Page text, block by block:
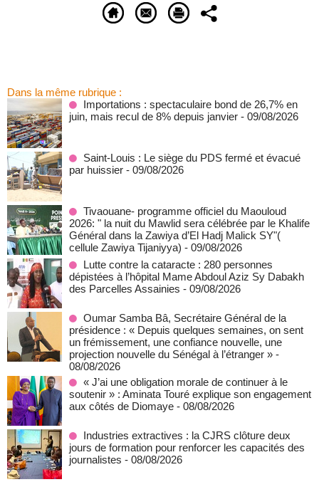
Dans la même rubrique :
Importations : spectaculaire bond de 26,7% en
juin, mais recul de 8% depuis janvier - 09/08/2026
Saint-Louis : Le siège du PDS fermé et évacué
par huissier - 09/08/2026
Tivaouane- programme officiel du Maouloud
2026: " la nuit du Mawlid sera célébrée par le Khalife
Général dans la Zawiya d’El Hadj Malick SY"(
cellule Zawiya Tijaniyya) - 09/08/2026
Lutte contre la cataracte : 280 personnes
dépistées à l’hôpital Mame Abdoul Aziz Sy Dabakh
des Parcelles Assainies - 09/08/2026
Oumar Samba Bâ, Secrétaire Général de la
présidence : « Depuis quelques semaines, on sent
un frémissement, une confiance nouvelle, une
projection nouvelle du Sénégal à l’étranger » -
08/08/2026
« J’ai une obligation morale de continuer à le
soutenir » : Aminata Touré explique son engagement
aux côtés de Diomaye - 08/08/2026
Industries extractives : la CJRS clôture deux
jours de formation pour renforcer les capacités des
journalistes - 08/08/2026